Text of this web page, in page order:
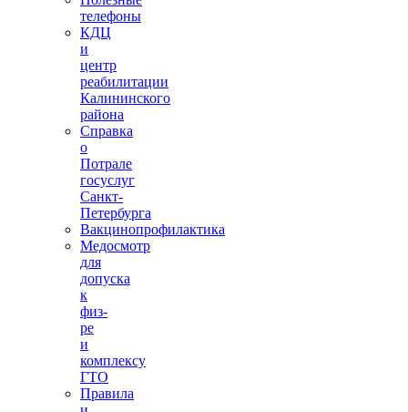
телефоны
КДЦ
и
центр
реабилитации
Калининского
района
Справка
о
Потрале
госуслуг
Санкт-
Петербурга
Вакцинопрофилактика
Медосмотр
для
допуска
к
физ-
ре
и
комплексу
ГТО
Правила